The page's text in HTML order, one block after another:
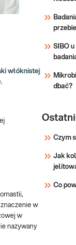
włóknistej
w
w
nazywany
SIBO
dbać?
Czym
Jak
Co